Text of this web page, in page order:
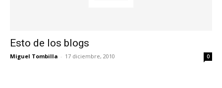
Esto de los blogs
Miguel Tombilla - 17 diciembre, 2010 0